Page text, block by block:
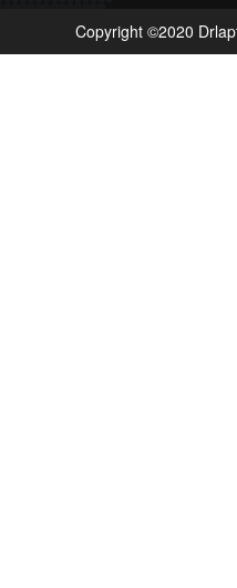
Copyright ©2020